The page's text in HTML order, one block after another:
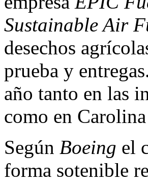
Sustainable Air
desechos
prueba y
año tanto en las
como en
Según Boeing el
forma sotenible